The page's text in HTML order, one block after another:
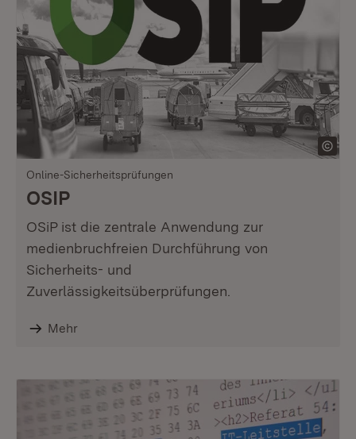
Online-Sicherheitsprüfungen
OSIP
OSiP ist die zentrale Anwendung zur
medienbruchfreien Durchführung von
Sicherheits- und
Zuverlässigkeitsüberprüfungen.
Mehr